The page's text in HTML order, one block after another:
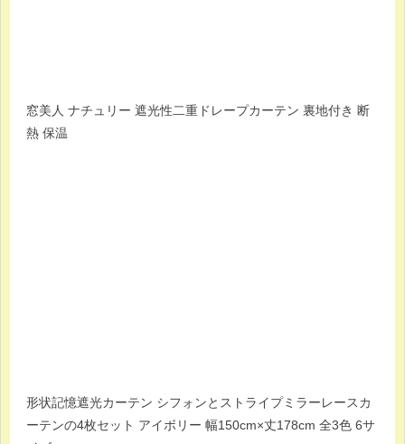
窓美人 ナチュリー 遮光性二重ドレープカーテン 裏地付き 断
熱 保温
形状記憶遮光カーテン シフォンとストライプミラーレースカ
ーテンの4枚セット アイボリー 幅150cm×丈178cm 全3色 6サ